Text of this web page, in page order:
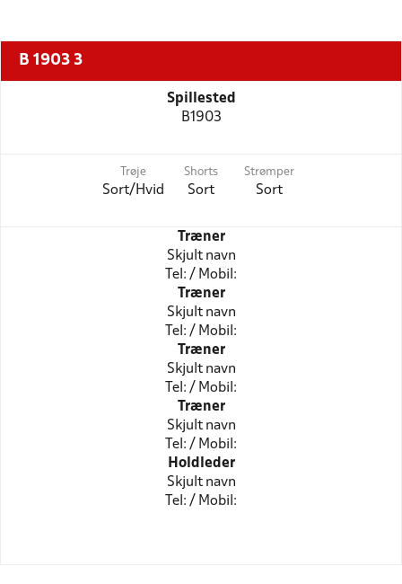
B 1903 3
Spillested
B1903
Trøje
Sort/Hvid
Shorts
Sort
Strømper
Sort
Træner
Skjult navn
Tel: / Mobil:
Træner
Skjult navn
Tel: / Mobil:
Træner
Skjult navn
Tel: / Mobil:
Træner
Skjult navn
Tel: / Mobil:
Holdleder
Skjult navn
Tel: / Mobil: